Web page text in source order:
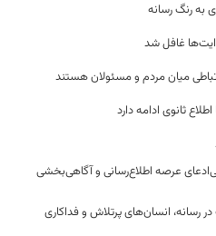
به رنگ رسانه
غافل شد
میان مردم و مسئولان هستند
ثانوی ادامه دارد
عرصه اطلاع‌رسانی و آگاهی‌بخشی
رسانه، انسان‌های پرتلاش و فداکاری